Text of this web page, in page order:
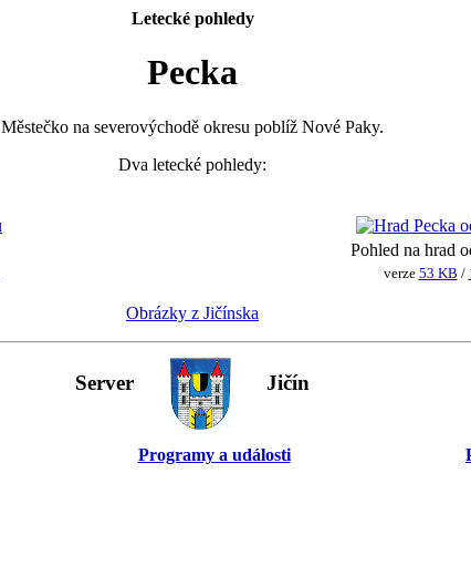
Letecké pohledy
Pecka
Městečko na severovýchodě okresu poblíž Nové Paky.
Dva letecké pohledy:
Pohled na hrad
verze 53 KB /
Obrázky z Jičínska
Server Jičín
Programy a události